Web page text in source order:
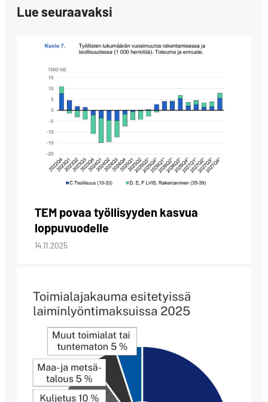
Lue seuraavaksi
TEM povaa työllisyyden kasvua
loppuvuodelle
14.11.2025